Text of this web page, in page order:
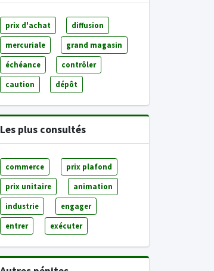
prix d'achat diffusion
mercuriale grand magasin
échéance contrôler
caution dépôt
Les plus consultés
commerce prix plafond
prix unitaire animation
industrie engager
entrer exécuter